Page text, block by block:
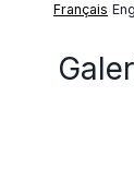
Français